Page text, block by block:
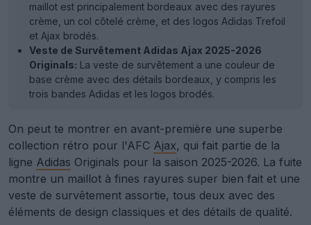
maillot est principalement bordeaux avec des rayures
crème, un col côtelé crème, et des logos Adidas Trefoil
et Ajax brodés.
Veste de Survêtement Adidas Ajax 2025-2026
Originals: La veste de survêtement a une couleur de
base crème avec des détails bordeaux, y compris les
trois bandes Adidas et les logos brodés.
On peut te montrer en avant-première une superbe
collection rétro pour l'AFC Ajax, qui fait partie de la
ligne Adidas Originals pour la saison 2025-2026. La fuite
montre un maillot à fines rayures super bien fait et une
veste de survêtement assortie, tous deux avec des
éléments de design classiques et des détails de qualité.